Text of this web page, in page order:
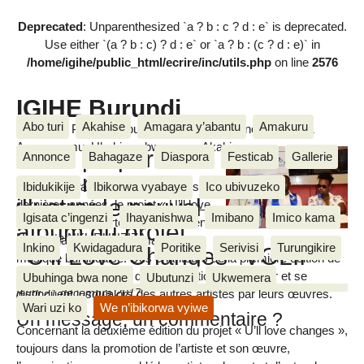
Deprecated: Unparenthesized `a ? b : c ? d : e` is deprecated.
Use either `(a ? b : c) ? d : e` or `a ? b : (c ? d : e)` in
/home/igihe/public_html/ecrire/inc/utils.phpon line 2576
IGIHE Burundi
Amakuru, Poritike, Ubutunzi, Diaspora, Inkino, Muzika &
Amasanamu, Ubuhinga bwa none, Akahise......
Abo turi Akahise Amagara y’abantu Amakuru
Annonce Bahagaze Diaspora Festicab Gallerie
Ibidukikije Ibikorwa vyabaye Ico ubivuzeko
Igisata c’ingenzi Ihayanishwa Imibano Imico kama
Inkino Kwidagadura Poritike Serivisi Turungikire
Ubuhinga bwa none Ubutunzi Ukwemera
Wari uzi ko We n’ibikorwa vyiwe
IKOH prepare des
concerts pour
illustrer le nouvel
album du projet
’’U’ll Love Changes’’ VOLII
jeudi 21 décembre 2017
Parmi les grandes réalisations des 2
dernières années, le projet « U’ll love
changes » a apporté un changement
remarquable dans le domaine de la
musique burundaise. Des chanteurs de la première édition de
ce projet ont bénéficié d’une formation à l’étranger et se
distinguent jusqu’alors des autres artistes par leurs œuvres.
Concernant la deuxième édition du projet « U’ll love changes »,
toujours dans la promotion de l’artiste et son œuvre,
Huguette NKURUNZIZA
Un message, un commentaire ?